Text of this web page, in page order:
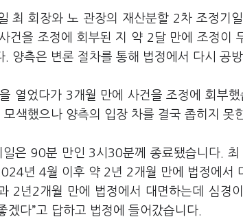
최 회장와 노 관장의 재산분할 2차 조정기
건을 조정에 회부된 지 약 2달 만에 조정이
양측은 변론 절차를 통해 법정에서 다시 공
열었다가 3개월 만에 사건을 조정에 회부
색했으나 양측의 입장 차를 결국 좁히지 못
은 90분 만인 3시30분께 종료됐습니다.
년 4월 이후 약 2년 2개월 만에 법정에서
2년2개월 만에 법정에서 대면하는데 심경
겠다”고 답하고 법정에 들어갔습니다.